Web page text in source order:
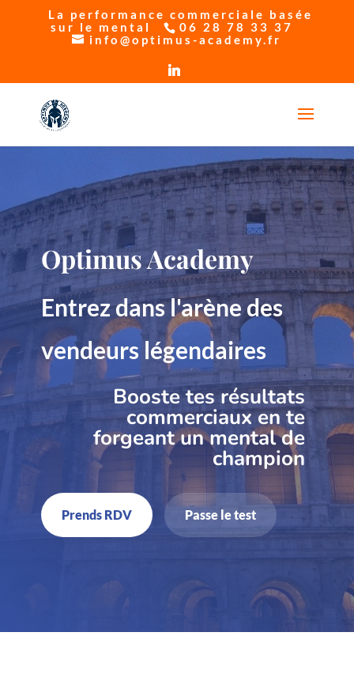
La performance commerciale basée
sur le mental
06 28 78 33 37
info@optimus-academy.fr
Optimus Academy
Entrez dans l'arène des
vendeurs légendaires
Booste tes résultats
commerciaux en te
forgeant un mental de
champion
Prends RDV Passe le test